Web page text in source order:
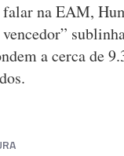
na EAM,
a cerca de